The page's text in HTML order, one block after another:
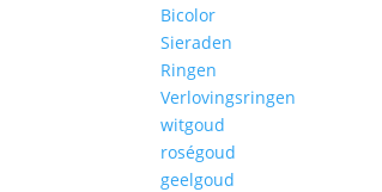
Bicolor
Sieraden
Ringen
Verlovingsringen
witgoud
roségoud
geelgoud